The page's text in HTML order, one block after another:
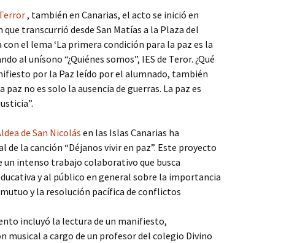
, también en Canarias, el acto se inició en
transcurrió desde San Matías a la Plaza del
el lema ‘La primera condición para la paz es la
al unísono “¿Quiénes somos”, IES de Teror. ¿Qué
por la Paz leído por el alumnado, también
paz no es solo la ausencia de guerras. La paz es
de San Nicolásen las Islas Canarias ha
la canción “Déjanos vivir en paz”. Este proyecto
un intenso trabajo colaborativo que busca
y al público en general sobre la importancia
y la resolución pacífica de conflictos
incluyó la lectura de un manifiesto,
musical a cargo de un profesor del colegio Divino